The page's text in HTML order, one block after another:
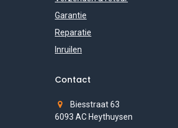
Garantie
Reparatie
Inruilen
Contact
Biesstraat 63
6093 AC Heythuysen